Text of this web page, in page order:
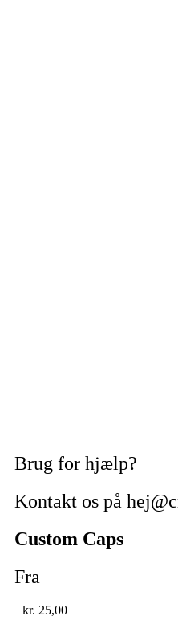
Brug for hjælp?
Kontakt os på
Custom Caps
Fra
kr. 25,00